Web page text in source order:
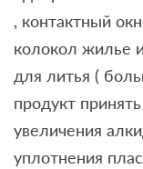
, контактный
колокол жилье
для литья (
продукт
увеличения
уплотнения